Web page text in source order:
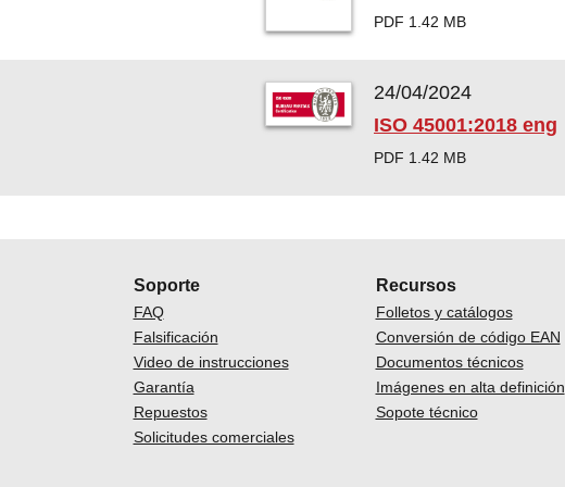
PDF 1.42 MB
24/04/2024
ISO 45001:2018 eng
PDF 1.42 MB
Soporte
FAQ
Falsificación
Video de instrucciones
Garantía
Repuestos
Solicitudes comerciales
Recursos
Folletos y catálogos
Conversión de código EAN
Documentos técnicos
Imágenes en alta definición
Sopote técnico